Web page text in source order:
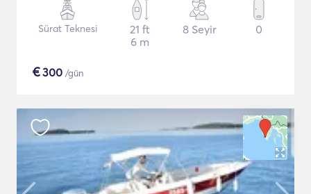
Sürat Teknesi
21 ft
6 m
8 Seyir 0
€300 /gün